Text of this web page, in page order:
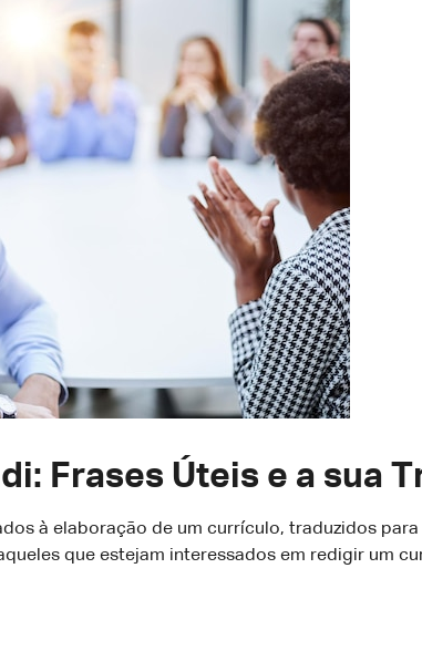
Frases Úteis e a sua
à elaboração de um currículo, traduzidos
que estejam interessados em redigir um